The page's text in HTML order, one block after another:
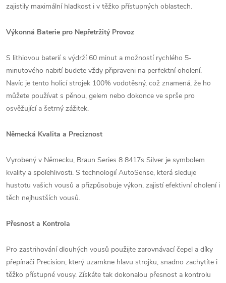
zajistily maximální hladkost i v těžko přístupných oblastech.
Výkonná Baterie pro Nepřetržitý Provoz
S lithiovou baterií s výdrží 60 minut a možností rychlého 5-
minutového nabití budete vždy připraveni na perfektní oholení.
Navíc je tento holicí strojek 100% vodotěsný, což znamená, že ho
můžete používat s pěnou, gelem nebo dokonce ve sprše pro
osvěžující a šetrný zážitek.
Německá Kvalita a Preciznost
Vyrobený v Německu, Braun Series 8 8417s Silver je symbolem
kvality a spolehlivosti. S technologií AutoSense, která sleduje
hustotu vašich vousů a přizpůsobuje výkon, zajistí efektivní oholení i
těch nejhustších vousů.
Přesnost a Kontrola
Pro zastrihování dlouhých vousů použijte zarovnávací čepel a díky
přepínači Precision, který uzamkne hlavu strojku, snadno zachytíte i
těžko přístupné vousy. Získáte tak dokonalou přesnost a kontrolu